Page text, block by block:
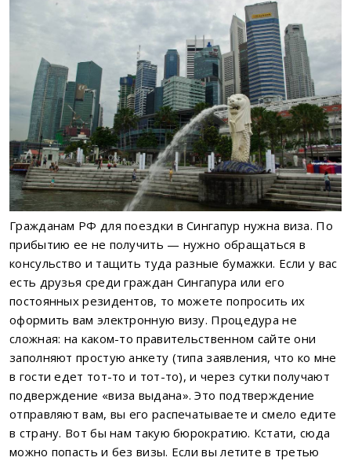
Гражданам РФ для поездки в Сингапур нужна виза. По
прибытию ее не получить — нужно обращаться в
консульство и тащить туда разные бумажки. Если у вас
есть друзья среди граждан Сингапура или его
постоянных резидентов, то можете попросить их
оформить вам электронную визу. Процедура не
сложная: на каком-то правительственном сайте они
заполняют простую анкету (типа заявления, что ко мне
в гости едет тот-то и тот-то), и через сутки получают
подверждение «виза выдана». Это подтверждение
отправляют вам, вы его распечатываете и смело едите
в страну. Вот бы нам такую бюрократию. Кстати, сюда
можно попасть и без визы. Если вы летите в третью